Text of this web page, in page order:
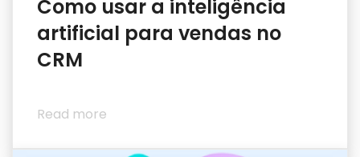
Como usar a inteligência
artificial para vendas no
CRM
Read more